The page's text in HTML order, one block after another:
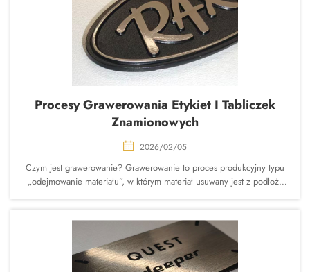
Procesy Grawerowania Etykiet I Tabliczek
Znamionowych
2026/02/05
Czym jest grawerowanie? Grawerowanie to proces produkcyjny typu
„odejmowanie materiału”, w którym materiał usuwany jest z podłoża
wyczuwalnych dotykiem oraz wysokokontrastowych grafik, tekstów,
logo...